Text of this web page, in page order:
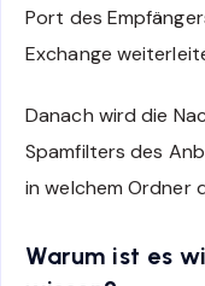
Port des
Exchange
Danach wird die
Spamfilters des
in welchem Ordner
Warum ist es